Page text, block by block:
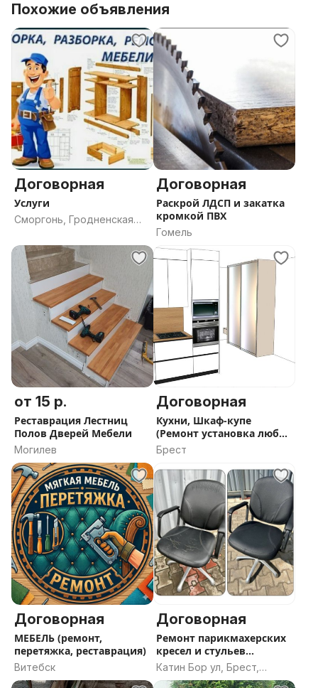
Похожие объявления
Договорная
Услуги
Сморгонь, Гродненская
Договорная
Раскрой ЛДСП и закатка
кромкой ПВХ
Гомель
от 15 р.
Реставрация Лестниц
Полов Дверей Мебели
Могилев
Договорная
Кухни, Шкаф-купе
(Ремонт установка любой
мебели)
Брест
Договорная
МЕБЕЛЬ (ремонт,
перетяжка, реставрация)
Витебск
Договорная
Ремонт парикмахерских
кресел и стульев
барбершопа. Бесплатный
выезд. Нал и безнал.
Катин Бор ул, Брест,
Брестская область